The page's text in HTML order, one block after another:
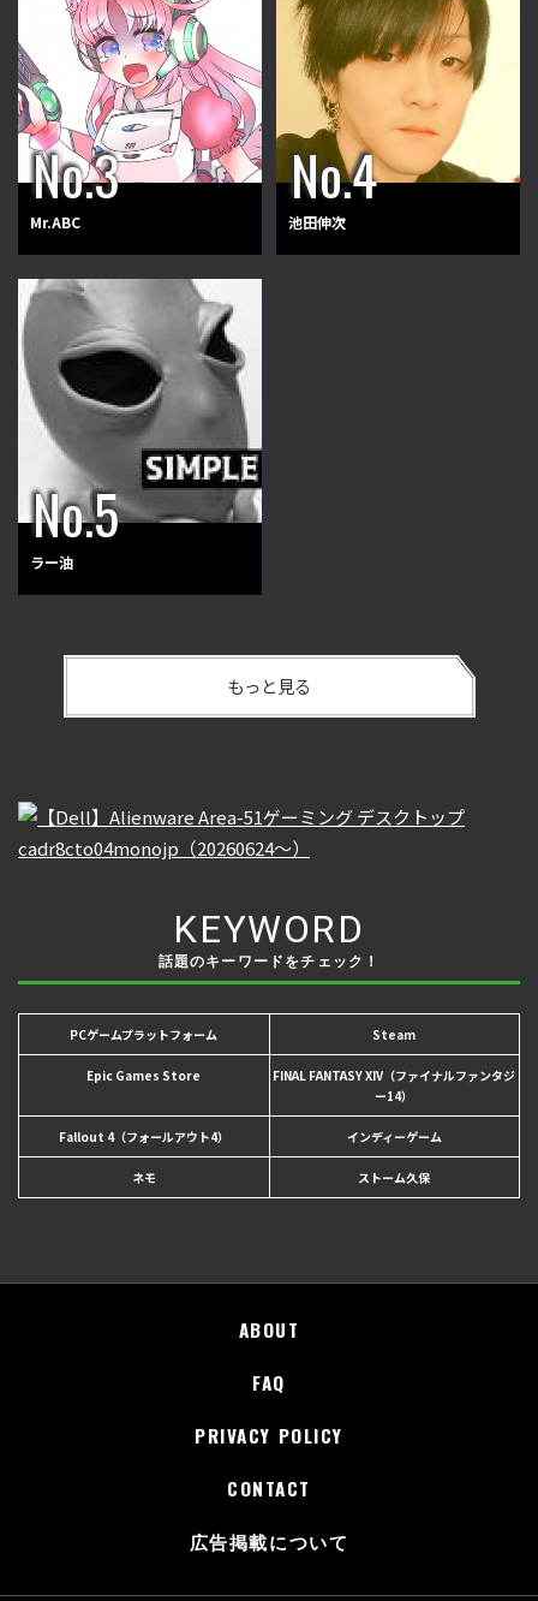
Mr.ABC 池田伸次
ラー油
もっと見る
KEYWORD
話題のキーワードをチェック！
PCゲームプラットフォーム Steam
Epic Games Store
FINAL FANTASY XIV（ファイナルファンタジ
ー14）
Fallout 4（フォールアウト4） インディーゲーム
ネモ ストーム久保
ABOUT
FAQ
PRIVACY POLICY
CONTACT
広告掲載について